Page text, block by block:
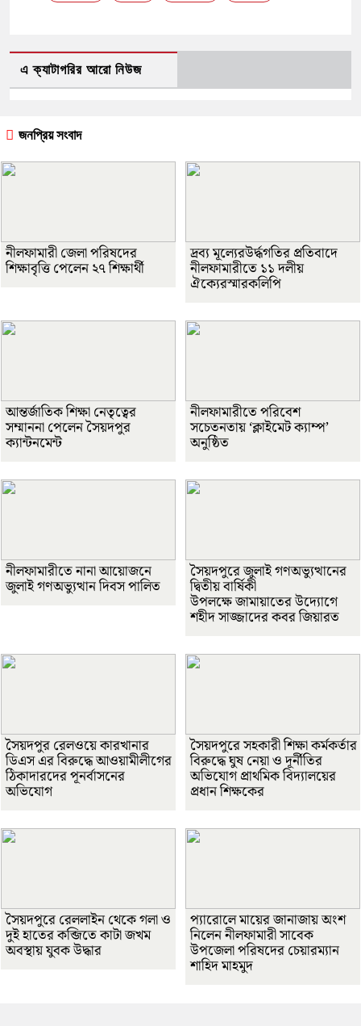
এ ক্যাটাগরির আরো নিউজ
জনপ্রিয় সংবাদ
নীলফামারী জেলা পরিষদের
শিক্ষাবৃত্তি পেলেন ২৭ শিক্ষার্থী
দ্রব্য মূল্যেরউর্দ্ধগতির প্রতিবাদে
নীলফামারীতে ১১ দলীয়
ঐক্যেরস্মারকলিপি
আন্তর্জাতিক শিক্ষা নেতৃত্বের
সম্মাননা পেলেন সৈয়দপুর
ক্যান্টনমেন্ট
নীলফামারীতে পরিবেশ
সচেতনতায় ‘ক্লাইমেট ক্যাম্প’
অনুষ্ঠিত
নীলফামারীতে নানা আয়োজনে
জুলাই গণঅভ্যুত্থান দিবস পালিত
সৈয়দপুরে জুলাই গণঅভ্যুত্থানের
দ্বিতীয় বার্ষিকী
উপলক্ষে জামায়াতের উদ্যোগে
শহীদ সাজ্জাদের কবর জিয়ারত
সৈয়দপুর রেলওয়ে কারখানার
ডিএস এর বিরুদ্ধে আওয়ামীলীগের
ঠিকাদারদের পূনর্বাসনের
অভিযোগ
সৈয়দপুরে সহকারী শিক্ষা কর্মকর্তার
বিরুদ্ধে ঘুষ নেয়া ও দূর্নীতির
অভিযোগ প্রাথমিক বিদ্যালয়ের
প্রধান শিক্ষকের
সৈয়দপুরে রেললাইন থেকে গলা ও
দুই হাতের কব্জিতে কাটা জখম
অবস্থায় যুবক উদ্ধার
প্যারোলে মায়ের জানাজায় অংশ
নিলেন নীলফামারী সাবেক
উপজেলা পরিষদের চেয়ারম্যান
শাহিদ মাহমুদ